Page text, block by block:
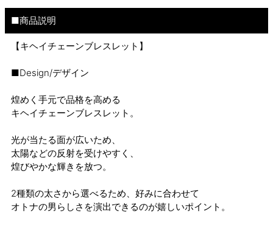
■商品説明
【キヘイチェーンブレスレット】
■Design/デザイン
煌めく手元で品格を高める
キヘイチェーンブレスレット。
光が当たる面が広いため、
太陽などの反射を受けやすく、
煌びやかな輝きを放つ。
2種類の太さから選べるため、好みに合わせて
オトナの男らしさを演出できるのが嬉しいポイント。